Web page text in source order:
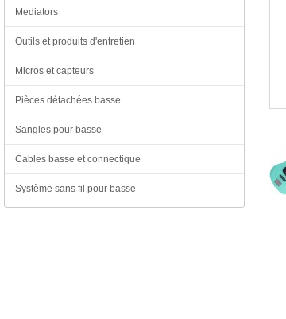
Mediators
Outils et produits d'entretien
Micros et capteurs
Pièces détachées basse
Sangles pour basse
Cables basse et connectique
Système sans fil pour basse